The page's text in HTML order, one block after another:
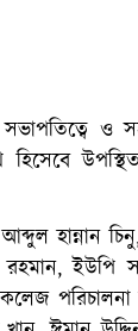
ও
হিসেবে
হান্নান
ইউপি